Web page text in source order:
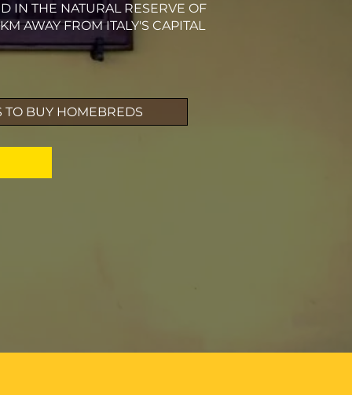
IN THE NATURAL RESERVE OF
AWAY FROM ITALY'S CAPITAL
TO BUY HOMEBREDS